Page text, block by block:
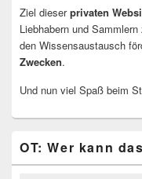
Ziel dieserprivaten
Liebhabern und
den Wissensaustausch
Zwecken.
Und nun viel Spaß beim
OT: Wer kann